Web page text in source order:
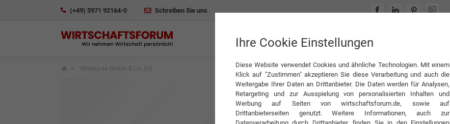
(+49) 5971 92164-0 Schreiben Sie uns
INTERVIEWS
Whisky.de GmbH & Co. KG
Ihre Cookie Einstellungen
Diese Website verwendet Cookies und ähnliche Technologien. Mit einem
Klick auf "Zustimmen" akzeptieren Sie diese Verarbeitung und auch die
Weitergabe Ihrer Daten an Drittanbieter. Die Daten werden für Analysen,
Retargeting und zur Ausspielung von personalisierten Inhalten und
Werbung auf Seiten von wirtschaftsforum.de, sowie auf
Drittanbieterseiten genutzt. Weitere Informationen, auch zur